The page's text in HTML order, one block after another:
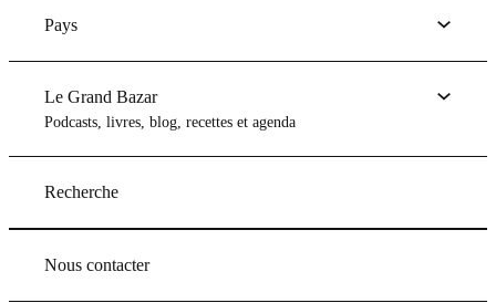
Pays
Le Grand Bazar
Podcasts, livres, blog, recettes et agenda
Recherche
Nous contacter